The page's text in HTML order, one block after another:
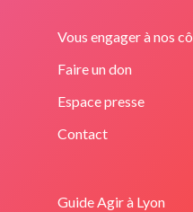
Vous engager à nos
Faire un don
Espace presse
Contact
Guide Agir à Lyon